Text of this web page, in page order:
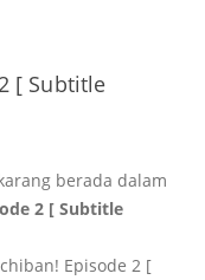
[ Subtitle
berada dalam
2 [ Subtitle
Episode 2 [